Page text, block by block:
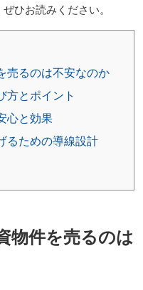
ひお読みください。
売るのは不安なのか
方とポイント
心と効果
るための導線設計
物件を売るのは